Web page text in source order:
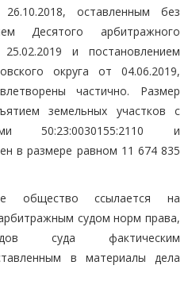
оставленным без
Десятого арбитражного
и постановлением
округа от 04.06.2019,
частично. Размер
земельных участков с
50:23:0030155:2110 и
в размере равном 11 674 835
общество ссылается на
судом норм права,
суда фактическим
в материалы дела